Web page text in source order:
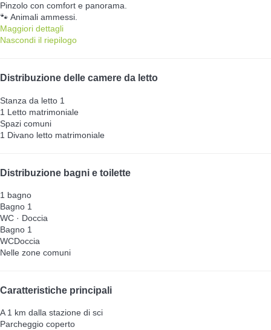
Pinzolo con comfort e panorama.
🐾 Animali ammessi.
Maggiori dettagli
Nascondi il riepilogo
Distribuzione delle camere da letto
Stanza da letto 1
1 Letto matrimoniale
Spazi comuni
1 Divano letto matrimoniale
Distribuzione bagni e toilette
1 bagno
Bagno 1
WC · Doccia
Bagno 1
WCDoccia
Nelle zone comuni
Caratteristiche principali
A 1 km dalla stazione di sci
Parcheggio coperto